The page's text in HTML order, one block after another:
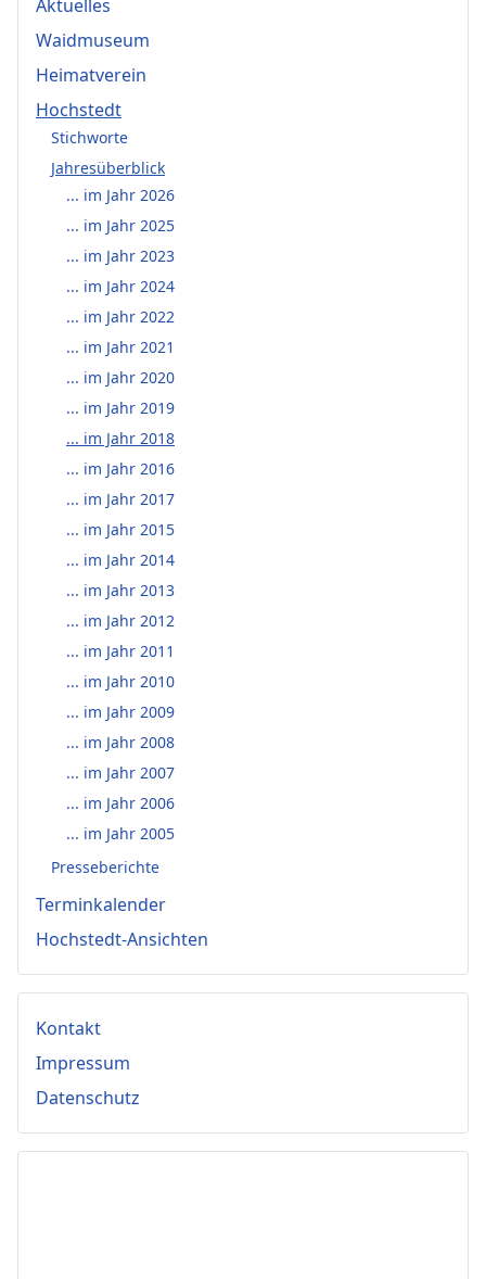
Aktuelles
Waidmuseum
Heimatverein
Hochstedt
Stichworte
Jahresüberblick
... im Jahr 2026
... im Jahr 2025
... im Jahr 2023
... im Jahr 2024
... im Jahr 2022
... im Jahr 2021
... im Jahr 2020
... im Jahr 2019
... im Jahr 2018
... im Jahr 2016
... im Jahr 2017
... im Jahr 2015
... im Jahr 2014
... im Jahr 2013
... im Jahr 2012
... im Jahr 2011
... im Jahr 2010
... im Jahr 2009
... im Jahr 2008
... im Jahr 2007
... im Jahr 2006
... im Jahr 2005
Presseberichte
Terminkalender
Hochstedt-Ansichten
Kontakt
Impressum
Datenschutz